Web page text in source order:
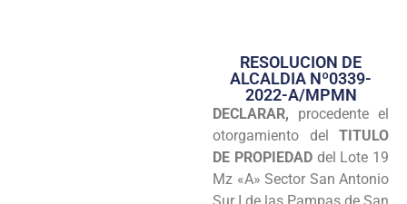
Transparencia
Seguridad
Programas
Intranet
RESOLUCION DE
ALCALDIA Nº0339-
2022-A/MPMN
DECLARAR, procedente el
otorgamiento del TITULO
DE PROPIEDADdel Lote 19
Mz «A» Sector San Antonio
Sur I de las Pampas de San